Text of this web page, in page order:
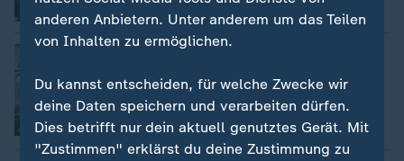
Drei Tore in 15 Minuten
:
Freiburg
von Jan Döhling
Video1:01
anderen Anbietern. Unter anderem um das Teilen
von Inhalten zu ermöglichen.
Du kannst entscheiden, für welche Zwecke wir
deine Daten speichern und verarbeiten dürfen.
Dies betrifft nur dein aktuell genutztes Gerät. Mit
"Zustimmen" erklärst du deine Zustimmung zu